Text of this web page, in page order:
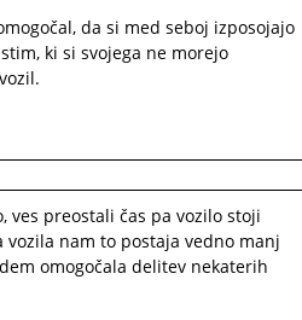
da si med seboj izposojajo
ki si svojega ne morejo
preostali čas pa vozilo stoji
nam to postaja vedno manj
omogočala delitev nekaterih